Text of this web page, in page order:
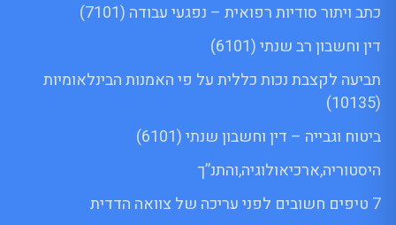
כתב ויתור סודיות רפואית – נפגעי עבודה (7101)
דין וחשבון רב שנתי (6101)
תביעה לקצבת נכות כללית על פי האמנות הבינלאומיות
(10135)
ביטוח וגבייה – דין וחשבון שנתי (6101)
היסטוריה,ארכיאולוגיה,והתנ”ך
7 טיפים חשובים לפני עריכה של צוואה הדדית